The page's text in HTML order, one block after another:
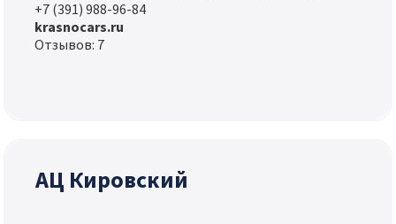
+7 (391) 988-96-84
krasnocars.ru
Отзывов: 7
АЦ Кировский